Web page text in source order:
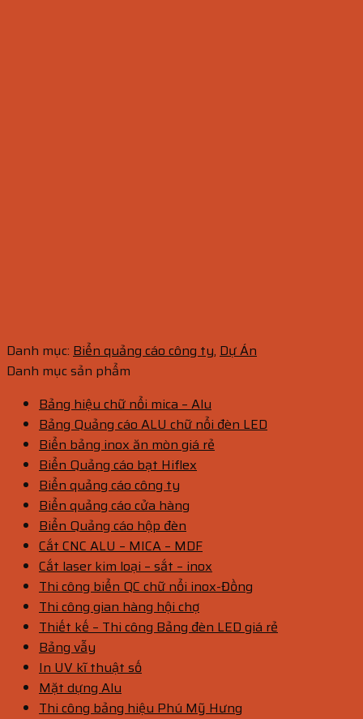
Danh mục: Biển quảng cáo công ty, Dự Án
Danh mục sản phẩm
Bảng hiệu chữ nổi mica – Alu
Bảng Quảng cáo ALU chữ nổi đèn LED
Biển bảng inox ăn mòn giá rẻ
Biển Quảng cáo bạt Hiflex
Biển quảng cáo công ty
Biển quảng cáo cửa hàng
Biển Quảng cáo hộp đèn
Cắt CNC ALU – MICA – MDF
Cắt laser kim loại – sắt – inox
Thi công biển QC chữ nổi inox-Đồng
Thi công gian hàng hội chợ
Thiết kế – Thi công Bảng đèn LED giá rẻ
Bảng vẫy
In UV kĩ thuật số
Mặt dựng Alu
Thi công bảng hiệu Phú Mỹ Hưng